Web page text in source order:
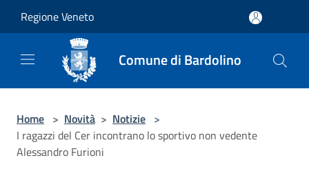
Regione Veneto
Comune di Bardolino
Home > Novità > Notizie >
I ragazzi del Cer incontrano lo sportivo non vedente
Alessandro Furioni